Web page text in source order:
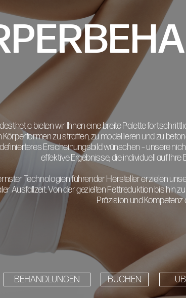
bieten wir Ihnen eine breite Palette
zu straffen, zu modellieren und zu
Erscheinungsbild wünschen – unsere
effektive Ergebnisse, die individuell auf
Technologien führender Hersteller erzielen
Ausfallzeit. Von der gezielten Fettreduktion bis hin
Präzision und Kompetenz
BEHANDLUNGEN BUCHEN